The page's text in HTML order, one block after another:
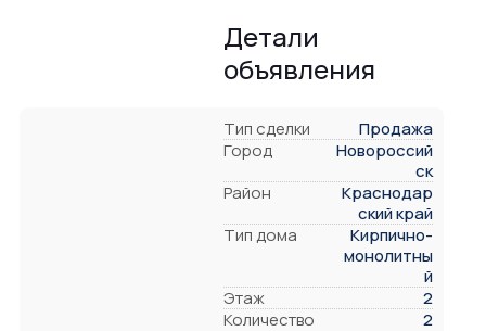
Детали
объявления
Тип сделки
Продажа
Город
Новороссий
ск
Район
Краснодар
ский край
Тип дома
Кирпично-
монолитны
й
Этаж
2
Количество
2